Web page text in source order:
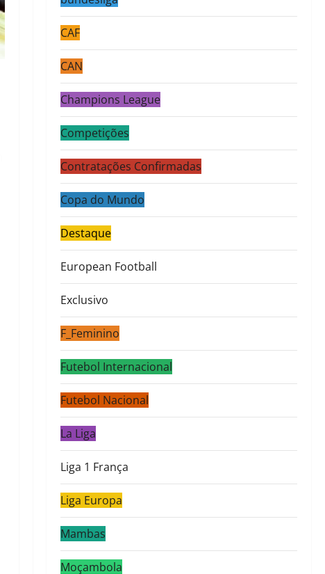
CAF
CAN
Champions League
Competições
Contratações Confirmadas
Copa do Mundo
Destaque
European Football
Exclusivo
F_Feminino
Futebol Internacional
Futebol Nacional
La Liga
Liga 1 França
Liga Europa
Mambas
Moçambola